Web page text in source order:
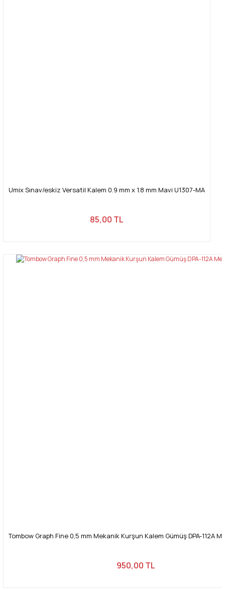
Umix Sınav/eskiz Versatil Kalem 0.9 mm x 1.8 mm Mavi U1307-MA
85,00 TL
Tombow Graph Fine 0,5 mm Mekanik Kurşun Kalem Gümüş DPA-112A
950,00 TL